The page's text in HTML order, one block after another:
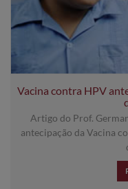
Vacina contra HPV
Artigo do Prof.
antecipação da Vacina